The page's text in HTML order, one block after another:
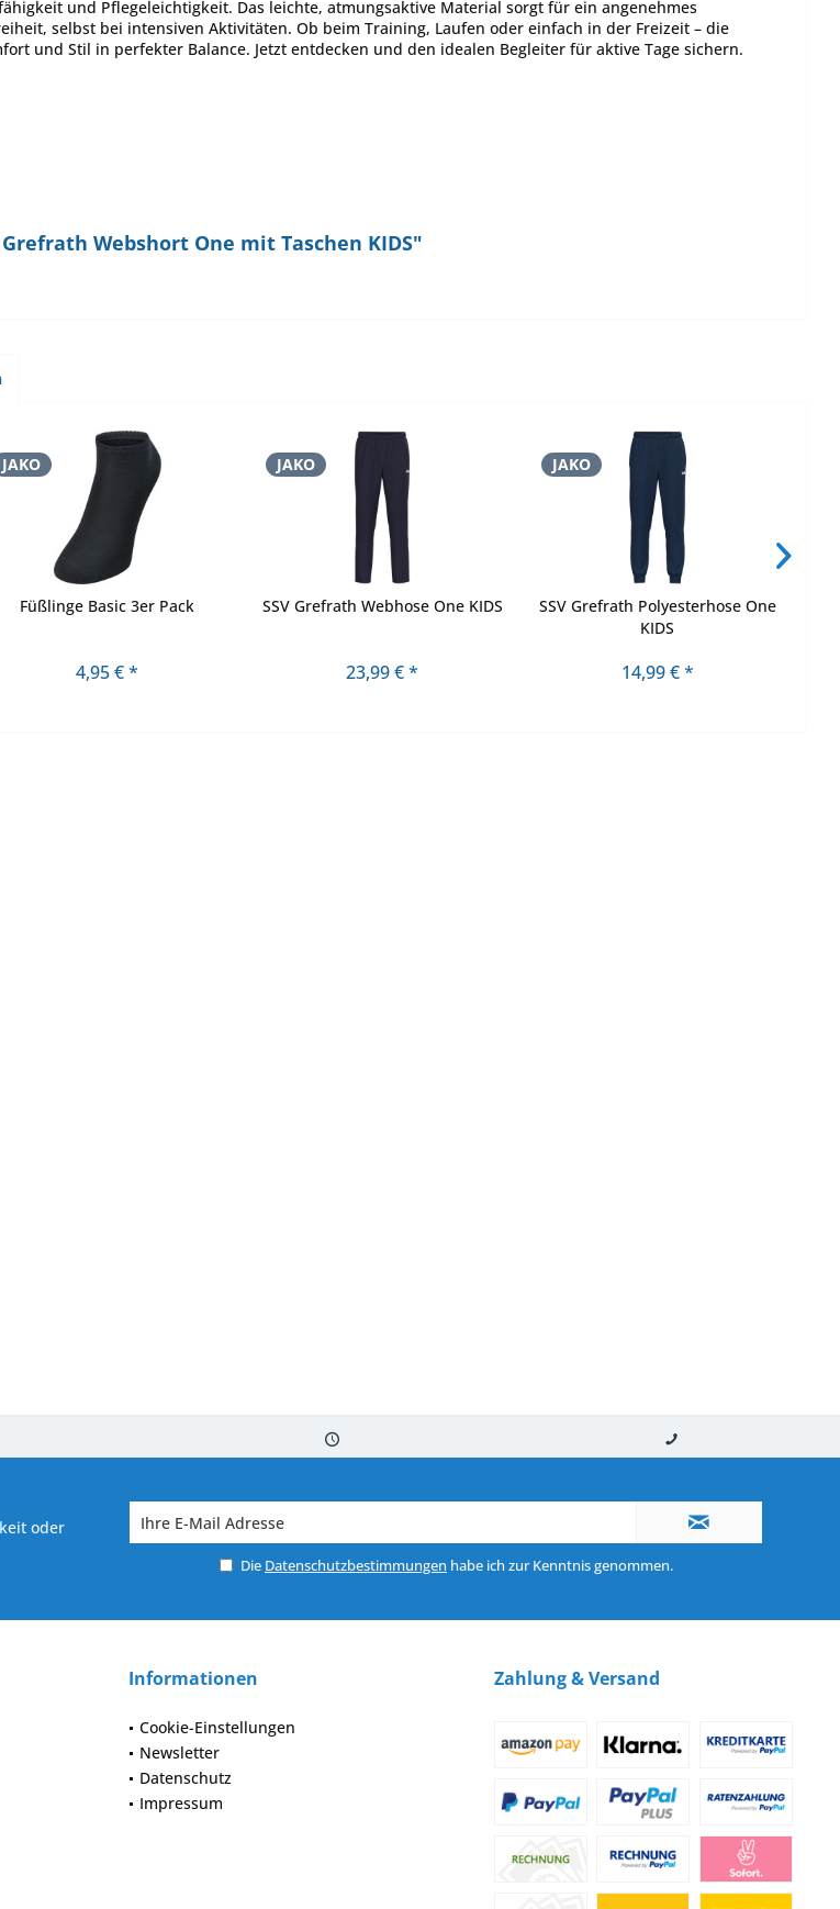
und Pflegeleichtigkeit. Das leichte, atmungsaktive Material sorgt für ein angenehmes
selbst bei intensiven Aktivitäten. Ob beim Training, Laufen oder einfach in der Freizeit – die
und Stil in perfekter Balance. Jetzt entdecken und den idealen Begleiter für aktive Tage sichern.
Webshort One mit Taschen KIDS"
JAKO
Füßlinge Basic 3er Pack
4,95 € *
JAKO
SSV Grefrath Webhose One KIDS
23,99 € *
JAKO
SSV Grefrath Polyesterhose One
KIDS
14,99 € *
oder
Die Datenschutzbestimmungen habe ich zur Kenntnis genommen.
Informationen
Cookie-Einstellungen
Newsletter
Datenschutz
Impressum
Zahlung & Versand